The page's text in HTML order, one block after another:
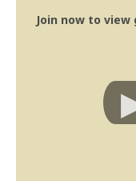
Join now to